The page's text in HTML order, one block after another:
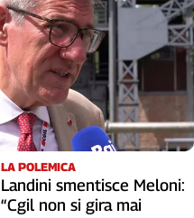
LA POLEMICA
Landini smentisce Meloni:
“Cgil non si gira mai